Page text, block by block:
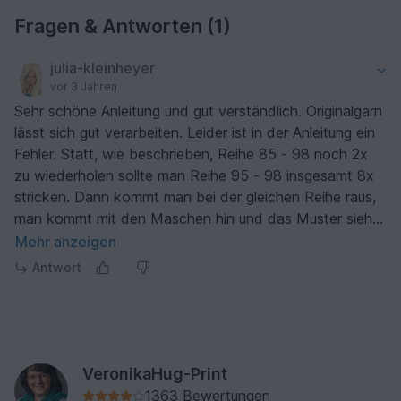
sehr mühsam ist.
Fragen & Antworten (1)
julia-kleinheyer
vor 3 Jahren
Sehr schöne Anleitung und gut verständlich. Originalgarn
lässt sich gut verarbeiten. Leider ist in der Anleitung ein
Fehler. Statt, wie beschrieben, Reihe 85 - 98 noch 2x
zu wiederholen sollte man Reihe 95 - 98 insgesamt 8x
stricken. Dann kommt man bei der gleichen Reihe raus,
man kommt mit den Maschen hin und das Muster sieht
wie auf dem Bild aus.
Mehr anzeigen
Antwort
VeronikaHug-Print
1363 Bewertungen